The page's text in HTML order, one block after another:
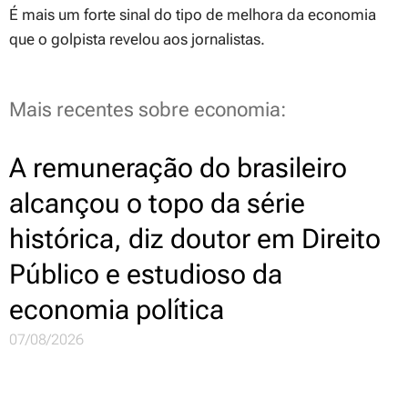
É mais um forte sinal do tipo de melhora da economia
que o golpista revelou aos jornalistas.
Mais recentes sobre economia:
A remuneração do brasileiro
alcançou o topo da série
histórica, diz doutor em Direito
Público e estudioso da
economia política
07/08/2026